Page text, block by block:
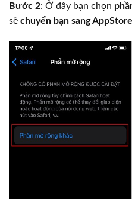
Bước 2: Ở đây bạn chọn
sẽ chuyển bạn sang